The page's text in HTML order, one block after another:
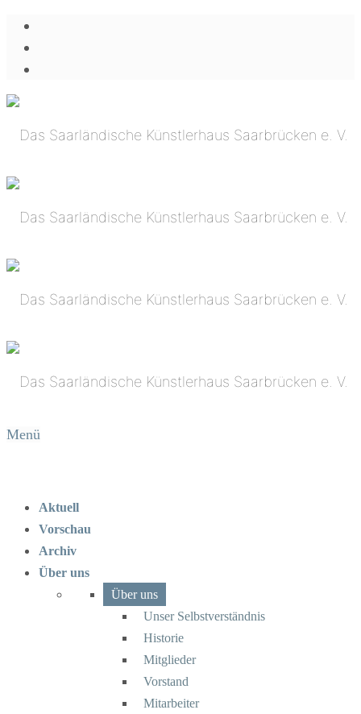
Menü
Aktuell
Vorschau
Archiv
Über uns
Über uns
Unser Selbstverständnis
Historie
Mitglieder
Vorstand
Mitarbeiter